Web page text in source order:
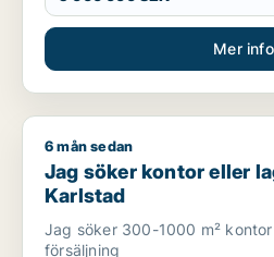
Mer info
Jag söker kontor eller lager till
6 mån sedan
Jag söker kontor eller
Karlstad
Jag söker 300-1000 m²
försäljning